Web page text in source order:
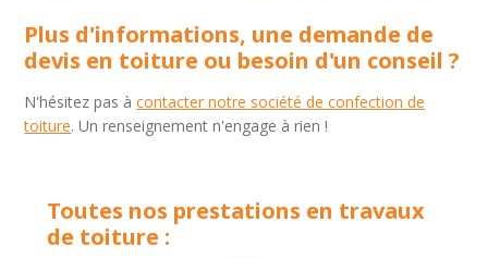
Plus d'informations, une demande de
devis en toiture ou besoin d'un conseil ?
N'hésitez pas àcontacter notre société de confection de
toiture. Un renseignement n'engage à rien !
Toutes nos prestations en travaux
de toiture :